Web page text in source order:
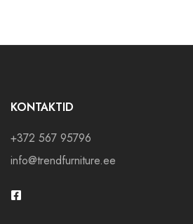
KONTAKTID
+372 567 95796
info@trendfurniture.ee